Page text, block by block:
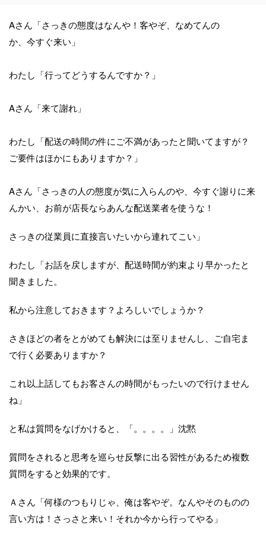
Aさん「さっきの態度はなんや！客やぞ、なめてんの
か、今すぐ来い」
わたし「行ってどうするんですか？」
Aさん「来て謝れ」
わたし「配送の時間の件にご不満があったと聞いてますが？
ご要件はほかにもありますか？」
Aさん「さっきの人の態度が気に入らんのや、今すぐ謝りに来
んかい、お前が店長ならあんな配送業者を使うな！
さっきの従業員に直接言いたいから連れてこい」
わたし「お話を戻しますが、配送時間が約束より早かったと
聞きました。
私から注意しておきます？よろしいでしょうか？
さきほどの者をとがめても解決には至りませんし、ご自宅ま
で行く必要ありますか？
これ以上話してもお客さんの時間がもったいので行けません
ね」
と私は質問をなげかけると、「。。。。」沈黙
質問をされると思考を巡らせ反撃に出る習性があるため複数
質問をすると効果的です。
Ａさん「何様のつもりじゃ、俺は客やぞ。なんやそのものの
言い方は！さっさと来い！それか今から行ってやる」